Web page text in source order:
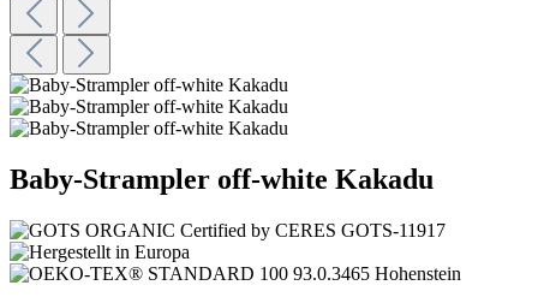
Baby-Strampler off-white Kakadu